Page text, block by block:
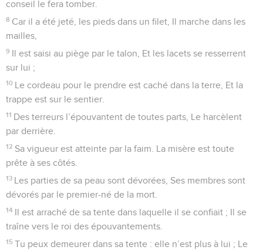
conseil le fera tomber.
8 Car il a été jeté, les pieds dans un filet, Il marche dans les
mailles,
9 Il est saisi au piège par le talon, Et les lacets se resserrent
sur lui ;
10 Le cordeau pour le prendre est caché dans la terre, Et la
trappe est sur le sentier.
11 Des terreurs l’épouvantent de toutes parts, Le harcèlent
par derrière.
12 Sa vigueur est atteinte par la faim. La misère est toute
prête à ses côtés.
13 Les parties de sa peau sont dévorées, Ses membres sont
dévorés par le premier-né de la mort.
14 Il est arraché de sa tente dans laquelle il se confiait ; Il se
traîne vers le roi des épouvantements.
15 Tu peux demeurer dans sa tente : elle n’est plus à lui ; Le